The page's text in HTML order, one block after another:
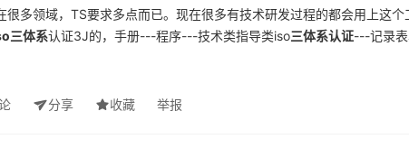
很多领域，TS要求多点而已。现在很多有技术研发过程的都会用上这个
三体系认证3J的，手册---程序---技术类指导类iso三体系认证---记录表
分享 收藏 举报